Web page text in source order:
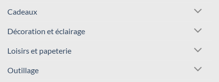
Cadeaux
Décoration et éclairage
Loisirs et papeterie
Outillage